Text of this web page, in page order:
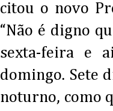
citou o novo
“Não é digno
sexta-feira e
domingo. Sete
noturno, como